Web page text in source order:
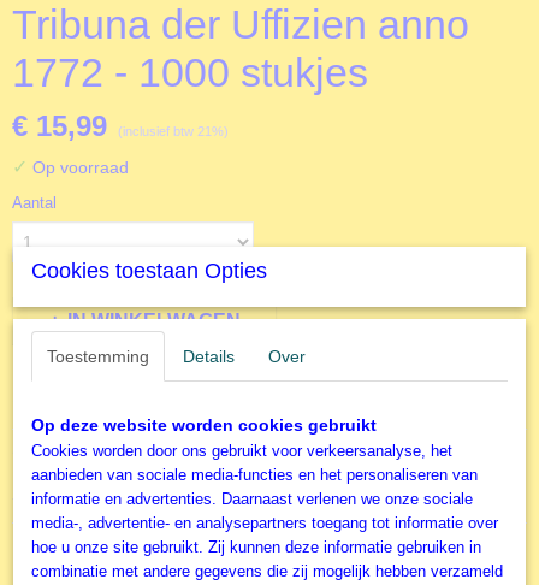
Tribuna der Uffizien anno
1772 - 1000 stukjes
€ 15,99 (inclusief btw 21%)
✓ Op voorraad
Aantal
IN WINKELWAGEN
Productcode
P552243
EAN code
9001890552243
Productcode leverancier
Piatnik
Omschrijving
Schilderij van Johan Zoffany - 1000 stukjes
Cookies toestaan Opties
Toestemming Details Over
Op deze website worden cookies gebruikt
Cookies worden door ons gebruikt voor verkeersanalyse, het
aanbieden van sociale media-functies en het personaliseren van
informatie en advertenties. Daarnaast verlenen we onze sociale
media-, advertentie- en analysepartners toegang tot informatie over
hoe u onze site gebruikt. Zij kunnen deze informatie gebruiken in
combinatie met andere gegevens die zij mogelijk hebben verzameld